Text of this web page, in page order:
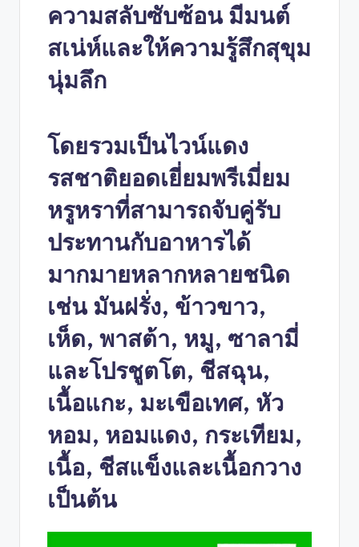
ความสลับซับซ้อน มีมนต์
สเน่ห์และให้ความรู้สึกสุขุม
นุ่มลึก
โดยรวมเป็นไวน์แดง
รสชาติยอดเยี่ยมพรีเมี่ยม
หรูหราที่สามารถจับคู่รับ
ประทานกับอาหารได้
มากมายหลากหลายชนิด
เช่น มันฝรั่ง, ข้าวขาว,
เห็ด, พาสต้า, หมู, ซาลามี่
และโปรชูตโต, ชีสฉุน,
เนื้อแกะ, มะเขือเทศ, หัว
หอม, หอมแดง, กระเทียม,
เนื้อ, ชีสแข็งและเนื้อกวาง
เป็นต้น